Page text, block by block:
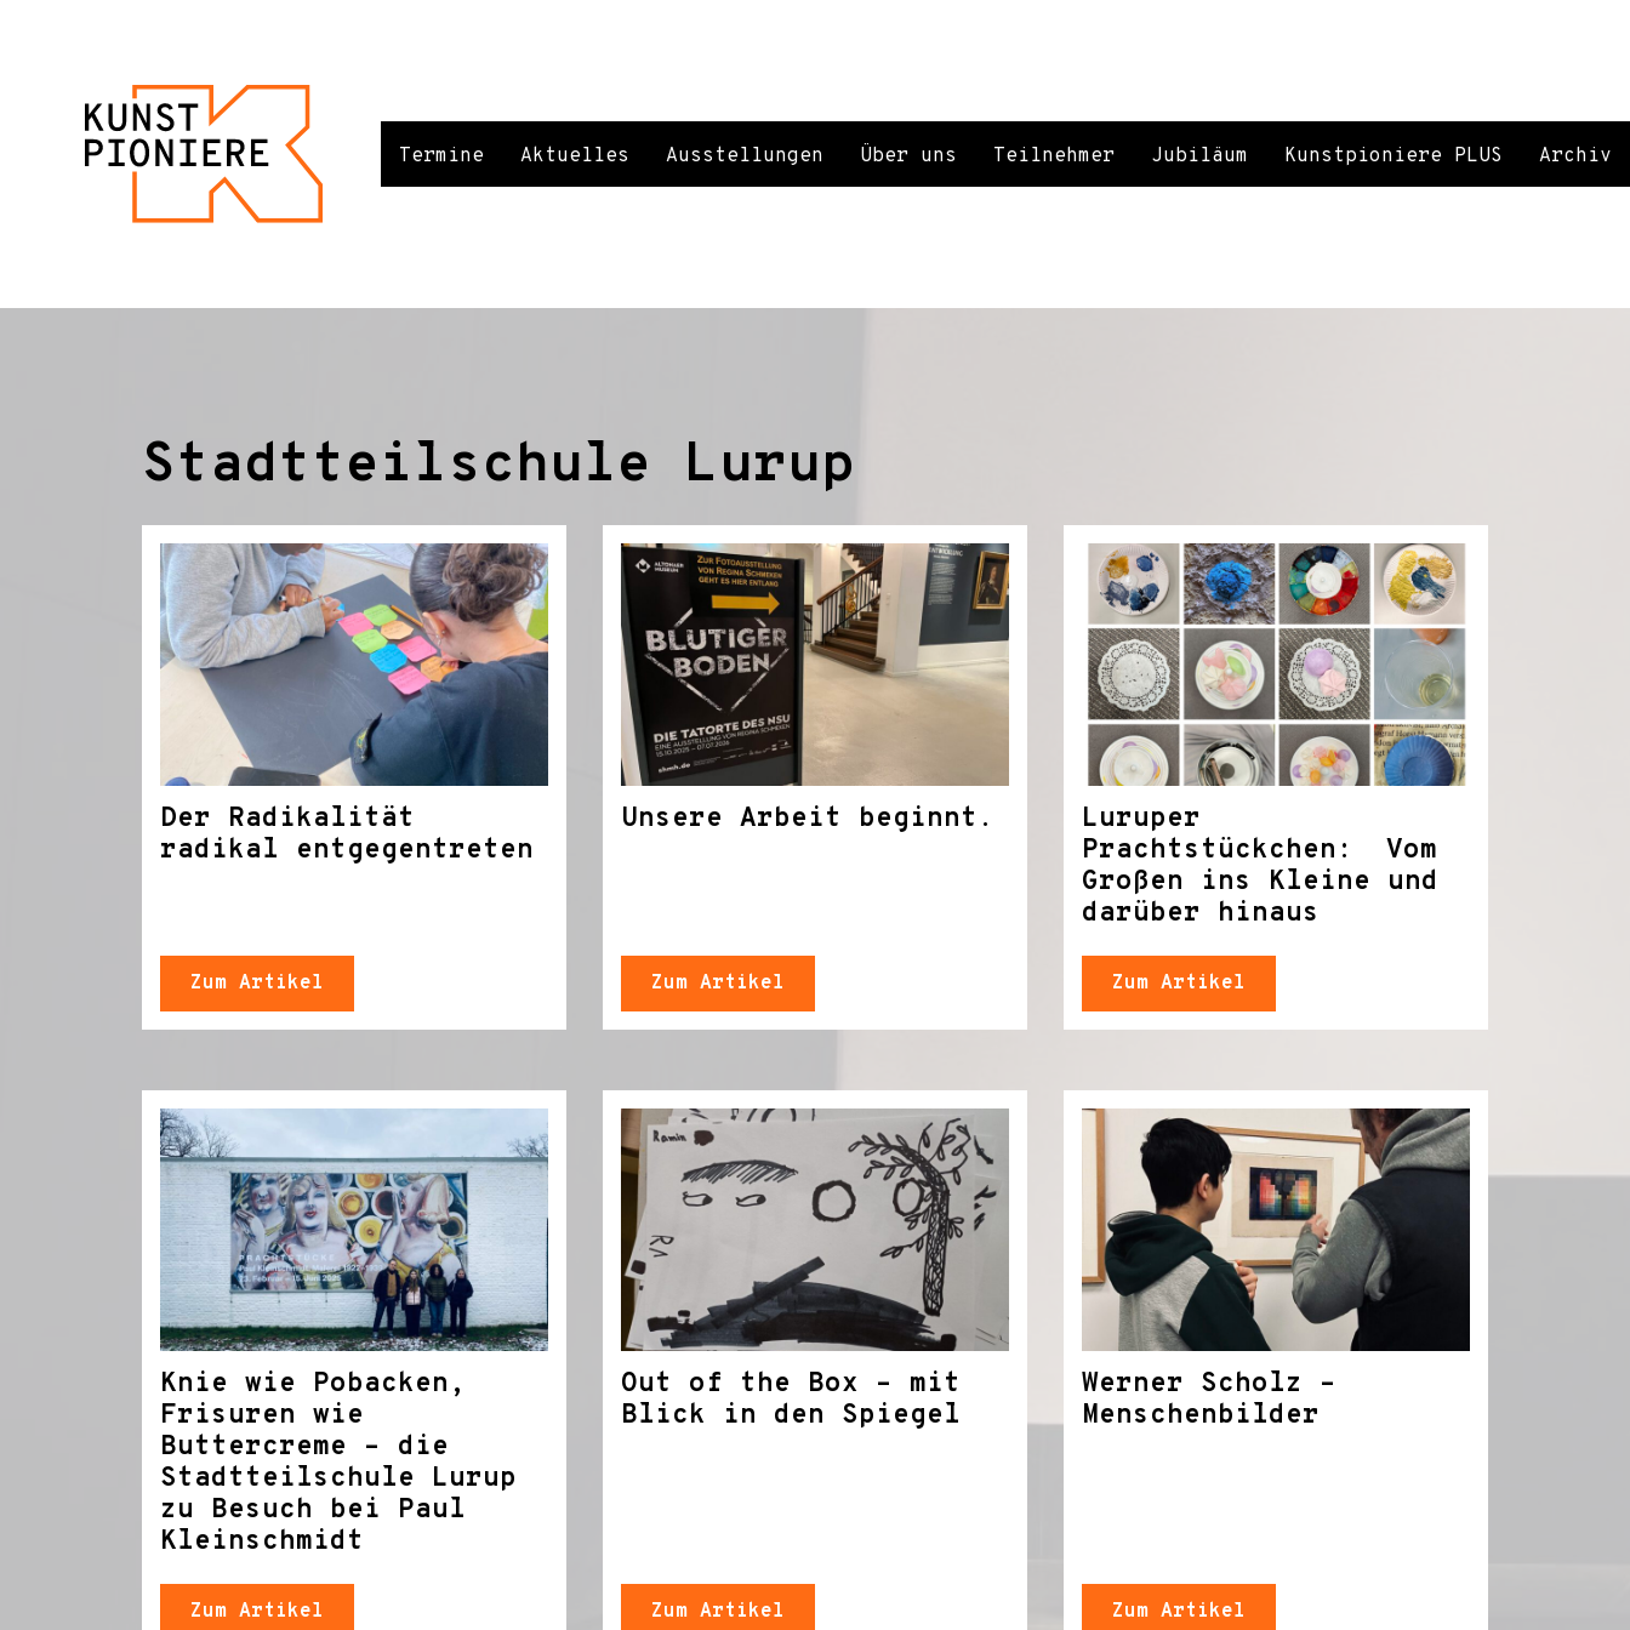
Termine Aktuelles Ausstellungen Über uns Teilnehmer Jubiläum Kunstpioniere PLUS Archiv
Stadtteilschule Lurup
Der Radikalität
radikal entgegentreten
Zum Artikel
Unsere Arbeit beginnt.
Zum Artikel
Luruper
Prachtstückchen: Vom
Großen ins Kleine und
darüber hinaus
Zum Artikel
Knie wie Pobacken,
Frisuren wie
Buttercreme – die
Stadtteilschule Lurup
zu Besuch bei Paul
Kleinschmidt
Zum Artikel
Out of the Box – mit
Blick in den Spiegel
Zum Artikel
Werner Scholz –
Menschenbilder
Zum Artikel